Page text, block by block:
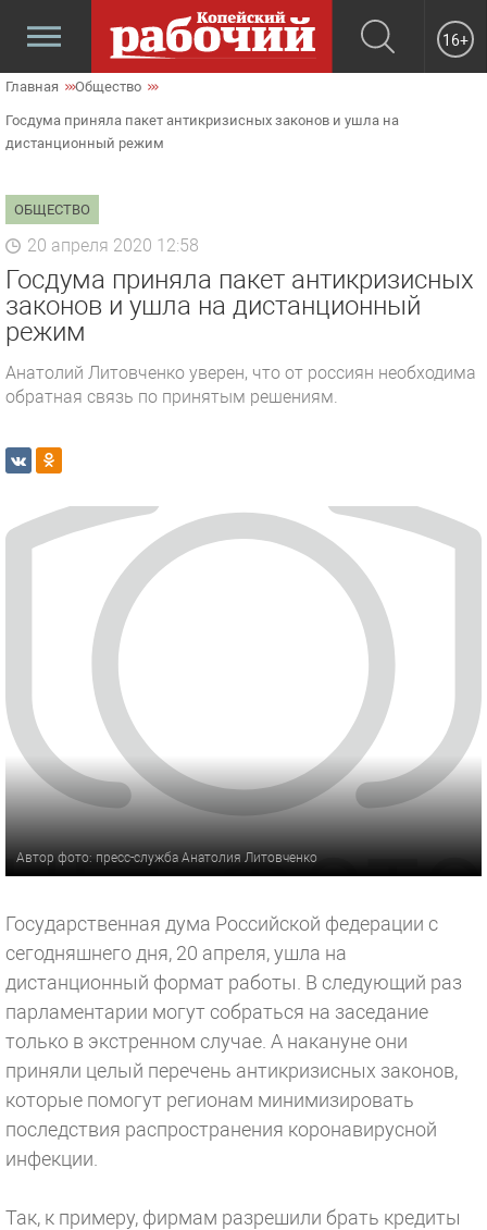
16+
Главная Общество
Госдума приняла пакет антикризисных законов и ушла на
дистанционный режим
ОБЩЕСТВО
20 апреля 2020 12:58
Госдума приняла пакет антикризисных
законов и ушла на дистанционный
режим
Анатолий Литовченко уверен, что от россиян необходима
обратная связь по принятым решениям.
Автор фото: пресс-служба Анатолия Литовченко
Государственная дума Российской федерации с
сегодняшнего дня, 20 апреля, ушла на
дистанционный формат работы. В следующий раз
парламентарии могут собраться на заседание
только в экстренном случае. А накануне они
приняли целый перечень антикризисных законов,
которые помогут регионам минимизировать
последствия распространения коронавирусной
инфекции.
Так, к примеру, фирмам разрешили брать кредиты